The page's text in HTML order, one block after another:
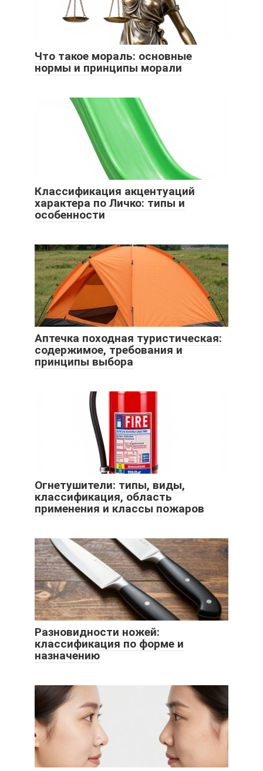
Что такое мораль: основные
нормы и принципы морали
Классификация акцентуаций
характера по Личко: типы и
особенности
Аптечка походная туристическая:
содержимое, требования и
принципы выбора
Огнетушители: типы, виды,
классификация, область
применения и классы пожаров
Разновидности ножей:
классификация по форме и
назначению